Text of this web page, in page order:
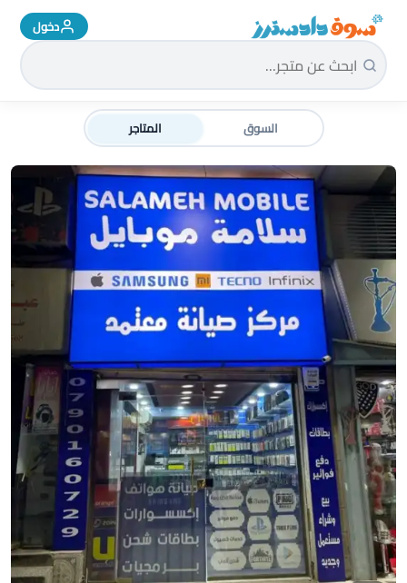
سوق دادسترز الرئيسية دخول
السوق المتاجر